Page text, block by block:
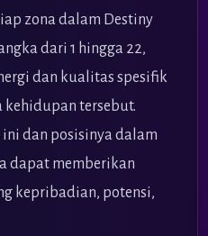
zona dalam Destiny
dari 1 hingga 22,
dan kualitas spesifik
kehidupan tersebut.
dan posisinya dalam
dapat memberikan
kepribadian, potensi,